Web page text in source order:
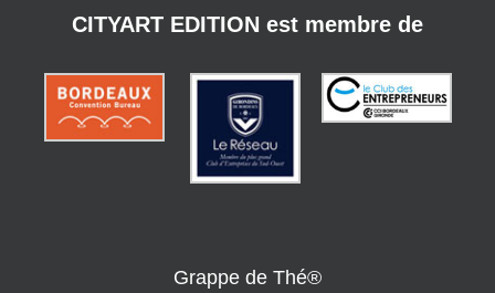
CITYART EDITION est membre de
Grappe de Thé®